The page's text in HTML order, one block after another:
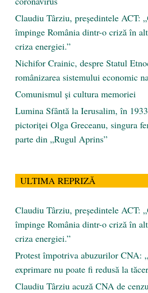
Claudiu Târziu, președintele ACT:
împinge România dintr-o criză în
criza energiei.”
Nichifor Crainic, despre Statul
românizarea sistemului economic
Comunismul şi cultura memoriei
Lumina Sfântă la Ierusalim, în
pictoriței Olga Greceanu, singura
parte din „Rugul Aprins”
ULTIMA REPRIZĂ
Claudiu Târziu, președintele ACT:
împinge România dintr-o criză în
criza energiei.”
Protest împotriva abuzurilor CNA:
exprimare nu poate fi redusă la
Claudiu Târziu acuză CNA de